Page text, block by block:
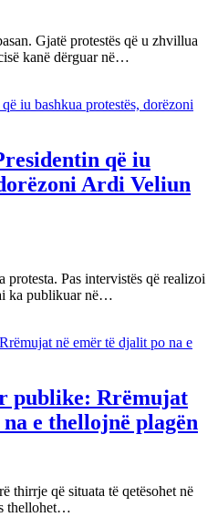
Gjatë protestës që u zhvillua
kanë dërguar në…
që iu
Ardi Veliun
Pas intervistës që realizoi
ka publikuar në…
publike: Rrëmujat
e thellojnë plagën
thirrje që situata të qetësohet në
thellohet…